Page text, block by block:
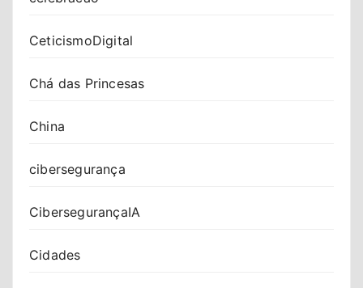
CeticismoDigital
Chá das Princesas
China
cibersegurança
CibersegurançaIA
Cidades